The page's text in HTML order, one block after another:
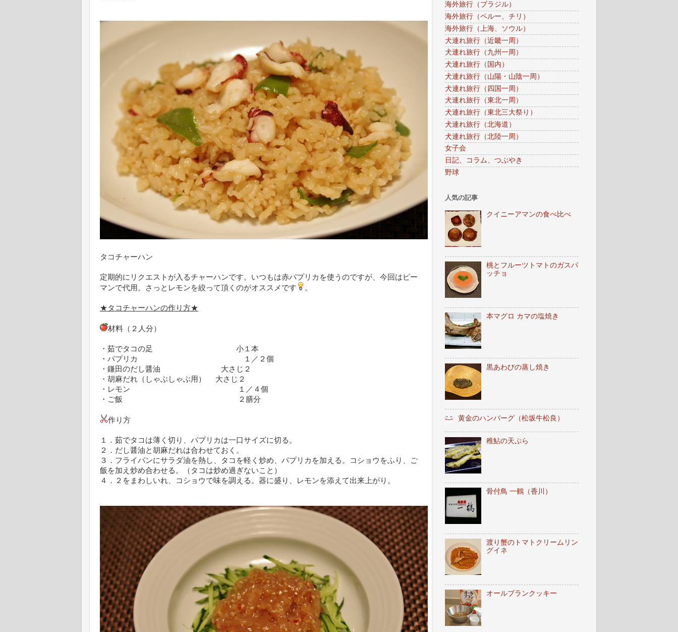
タコチャーハン
定期的にリクエストが入るチャーハンです。いつもは赤パプリカを使うのですが、今回はピー
マンで代用。さっとレモンを絞って頂くのがオススメです
。
★タコチャーハンの作り方★
材料（２人分）
・茹でタコの足 小１本
・パプリカ １／２個
・鎌田のだし醤油 大さじ２
・胡麻だれ（しゃぶしゃぶ用） 大さじ２
・レモン １／４個
・ご飯 ２膳分
作り方
１．茹でタコは薄く切り、パプリカは一口サイズに切る。
２．だし醤油と胡麻だれは合わせておく。
３．フライパンにサラダ油を熱し、タコを軽く炒め、パプリカを加える。コショウをふり、ご
飯を加え炒め合わせる。（タコは炒め過ぎないこと）
４．２をまわしいれ、コショウで味を調える。器に盛り、レモンを添えて出来上がり。
海外旅行（ブラジル）
海外旅行（ペルー、チリ）
海外旅行（上海、ソウル）
犬連れ旅行（近畿一周）
犬連れ旅行（九州一周）
犬連れ旅行（国内）
犬連れ旅行（山陽・山陰一周）
犬連れ旅行（四国一周）
犬連れ旅行（東北一周）
犬連れ旅行（東北三大祭り）
犬連れ旅行（北海道）
犬連れ旅行（北陸一周）
女子会
日記、コラム、つぶやき
野球
人気の記事
クイニーアマンの食べ比べ
桃とフルーツトマトのガスパ
ッチョ
本マグロ カマの塩焼き
黒あわびの蒸し焼き
黄金のハンバーグ（松坂牛松良）
稚鮎の天ぷら
骨付鳥 一鶴（香川）
渡り蟹のトマトクリームリン
グイネ
オールブランクッキー